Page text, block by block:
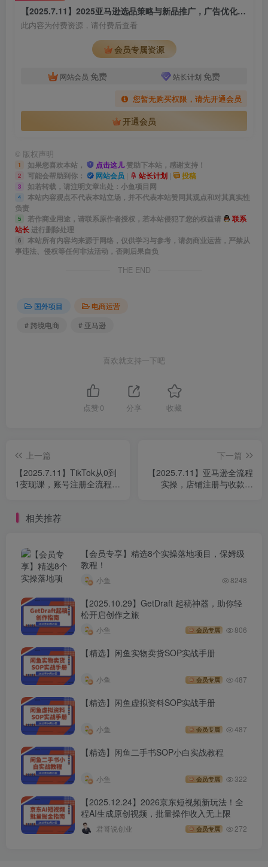
【2025.7.11】2025亚马逊选品策略与新品推广，广告优化与政策解读，促销活动与运营规划
此内容为付费资源，请付费后查看
会员专属资源
网站会员 免费 站长计划 免费
您暂无购买权限，请先开通会员
开通会员
© 版权声明
1 如果您喜欢本站， 点击这儿赞助下本站，感谢支持！
2 可能会帮助到你： 网站会员 | 站长计划 | 投稿
3 如若转载，请注明文章出处：小鱼项目网
4
本站内容观点不代表本站立场，并不代表本站赞同其观点和对其真实性
负责
5 若作商业用途，请联系原作者授权，若本站侵犯了您的权益请
联系
站长进行删除处理
6
本站所有内容均来源于网络，仅供学习与参考，请勿商业运营，严禁从
事违法、侵权等任何非法活动，否则后果自负
THE END
国外项目
电商运营
# 跨境电商
# 亚马逊
喜欢就支持一下吧
点赞 0 分享 收藏
上一篇
【2025.7.11】TikTok从0到
1变现课，账号注册全流程，
下一篇
【2025.7.11】亚马逊全流程
实操，店铺注册与收款，
相关推荐
【会员专享】精选8个实操落地项目，保姆级
教程！
小鱼 8248
【2025.10.29】GetDraft 起稿神器，助你轻
松开启创作之旅
小鱼 会员专属 806
【精选】闲鱼实物卖货SOP实战手册
小鱼 会员专属 487
【精选】闲鱼虚拟资料SOP实战手册
小鱼 会员专属 487
【精选】闲鱼二手书SOP小白实战教程
小鱼 会员专属 322
【2025.12.24】2026京东短视频新玩法！全
程AI生成原创视频，批量操作收入无上限
君哥说创业 会员专属 272